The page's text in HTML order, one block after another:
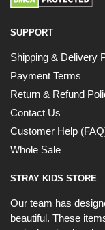
SUPPORT
Shipping & Delivery
Payment Terms
Return & Refund
Contact Us
Customer Help
Whole Sale
STRAY KIDS STORE
Our team has
beautiful. These